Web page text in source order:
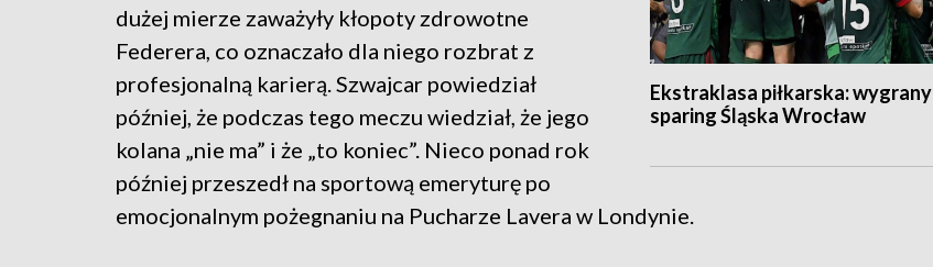
Ekstraklasa piłkarska: wygrany
sparing Śląska Wrocław
dużej mierze zaważyły kłopoty zdrowotne
Federera, co oznaczało dla niego rozbrat z
profesjonalną karierą. Szwajcar powiedział
później, że podczas tego meczu wiedział, że jego
kolana „nie ma” i że „to koniec”. Nieco ponad rok
później przeszedł na sportową emeryturę po
emocjonalnym pożegnaniu na Pucharze Lavera w Londynie.